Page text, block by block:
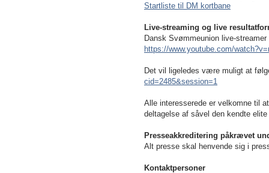
Startliste til DM kortbane
Live-streaming og live
Dansk Svømmeunion live-
https://www.youtube.com/
Det vil ligeledes være muligt at
cid=2485&session=1
Alle interesserede er velkomne til
deltagelse af såvel den kendte
Presseakkreditering påkrævet
Alt presse skal henvende sig i
Kontaktpersoner